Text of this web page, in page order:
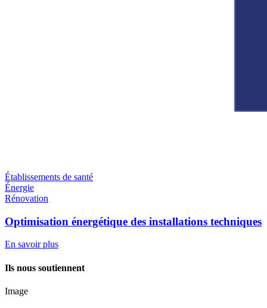
Établissements de santé
Énergie
Rénovation
Optimisation énergétique des installations techniques
En savoir plus
Ils nous soutiennent
Image